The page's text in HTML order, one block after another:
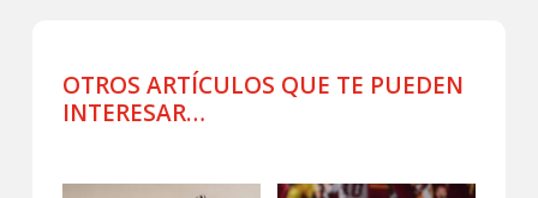
OTROS ARTÍCULOS QUE TE PUEDEN
INTERESAR…